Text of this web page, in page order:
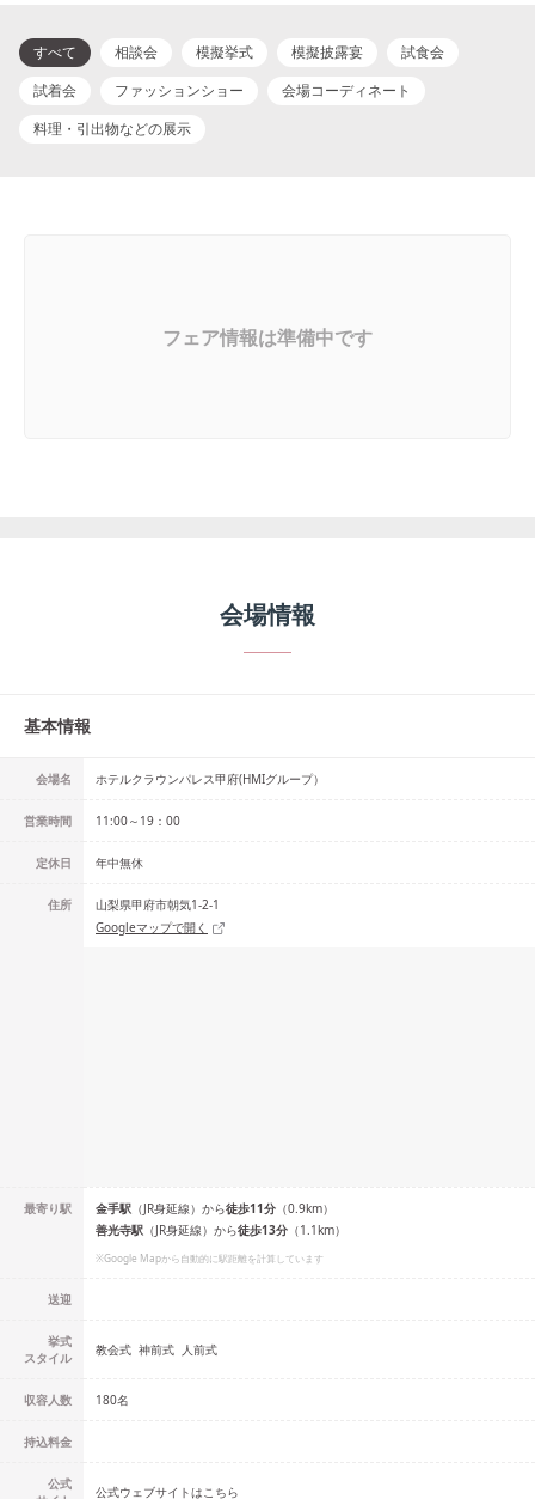
すべて 相談会 模擬挙式 模擬披露宴
試食会
試着会
ファッションショー
会場コーディネート
料理・引出物などの展示
フェア情報は準備中です
会場情報
基本情報
会場名 ホテルクラウンパレス甲府(HMIグループ）
営業時間 11:00～19：00
定休日 年中無休
住所
山梨県甲府市朝気1-2-1
Googleマップで開く
最寄り駅 金手駅 （JR身延線） から徒歩11分 （0.9km）
善光寺駅 （JR身延線） から徒歩13分 （1.1km）
※Google Mapから自動的に駅距離を計算しています
送迎
挙式
スタイル
教会式 神前式 人前式
収容人数 180名
持込料金
公式
公式ウェブサイトはこちら